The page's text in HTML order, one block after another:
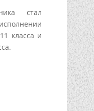
стал
класса и